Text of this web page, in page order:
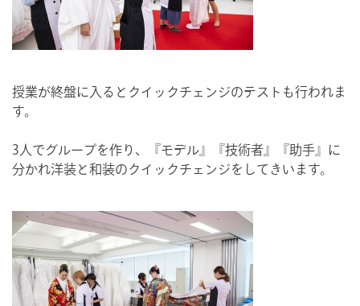
授業が終盤に入るとクイックチェンジのテストも行われま
す。
3人でグループを作り、『モデル』『技術者』『助手』に
分かれ洋装と和装のクイックチェンジをしてきいます。